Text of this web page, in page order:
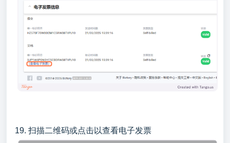
19. 扫描二维码或点击以查看电子发票